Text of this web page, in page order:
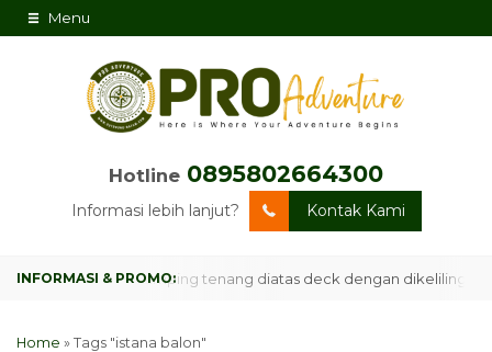
Menu
Hotline 0895802664300
Informasi lebih lanjut? Kontak Kami
Campsite, Camping tenang diatas deck dengan dikelilingi
Home » Tags "istana balon"